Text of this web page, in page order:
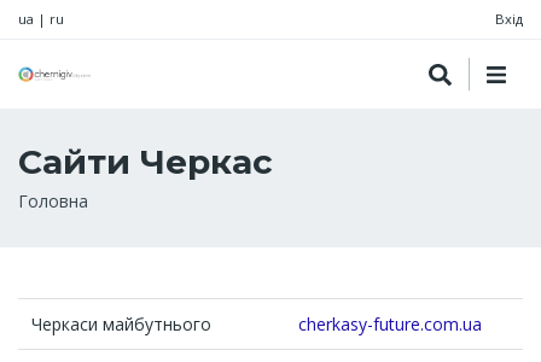
ua | ru Вхід
Сайти Черкас
Рядок
Головна
Черкаси майбутнього cherkasy-future.com.ua